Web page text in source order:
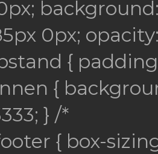
0px;
{
{
} /*
{ box-